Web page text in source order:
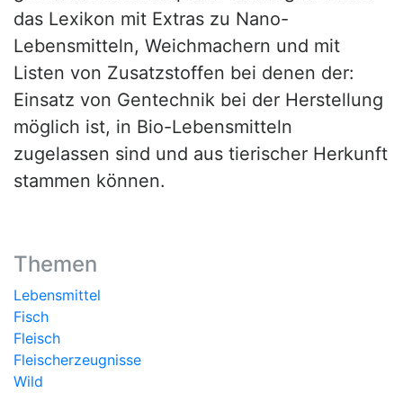
das Lexikon mit Extras zu Nano-
Lebensmitteln, Weichmachern und mit
Listen von Zusatzstoffen bei denen der:
Einsatz von Gentechnik bei der Herstellung
möglich ist, in Bio-Lebensmitteln
zugelassen sind und aus tierischer Herkunft
stammen können.
Themen
Lebensmittel
Fisch
Fleisch
Fleischerzeugnisse
Wild